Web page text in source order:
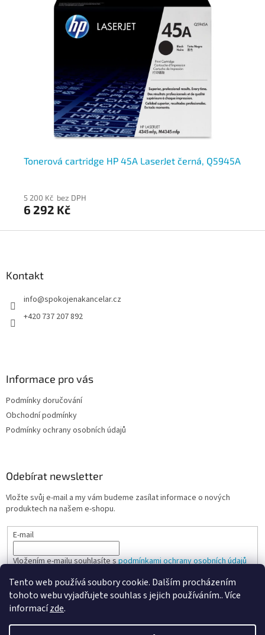
Tento web používá soubory cookie. Dalším procházením
tohoto webu vyjadřujete souhlas s jejich používáním.. Více
informacízde.
Tonerová cartridge HP 45A LaserJet černá, Q5945A
5 200 Kč bez DPH
6 292 Kč
Kontakt
info@spokojenakancelar.cz
+420 737 207 892
Informace pro vás
Podmínky doručování
Obchodní podmínky
Podmínky ochrany osobních údajů
Odebírat newsletter
Vložte svůj e-mail a my vám budeme zasílat informace o nových
produktech na našem e-shopu.
E-mail
Vložením e-mailu souhlasíte spodmínkami ochrany osobních údajů
PŘIHLÁSIT SE